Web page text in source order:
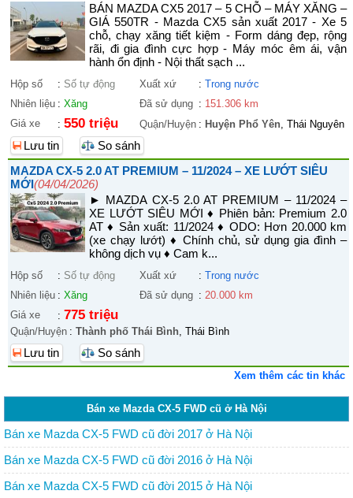
BÁN MAZDA CX5 2017 – 5 CHỖ – MÁY XĂNG –
GIÁ 550TR - Mazda CX5 sản xuất 2017 - Xe 5
chỗ, chạy xăng tiết kiệm - Form dáng đẹp, rộng
rãi, đi gia đình cực hợp - Máy móc êm ái, vận
hành ổn định - Nội thất sạch ...
Hộp số : Số tự động Xuất xứ : Trong nước
Nhiên liệu : Xăng Đã sử dụng : 151.306 km
Giá xe
: 550 triệu Quận/Huyện : Huyện Phổ Yên, Thái Nguyên
Lưu tin
So sánh
MAZDA CX-5 2.0 AT PREMIUM – 11/2024 – XE LƯỚT SIÊU
MỚI(04/04/2026)
► MAZDA CX-5 2.0 AT PREMIUM – 11/2024 –
XE LƯỚT SIÊU MỚI ♦ Phiên bản: Premium 2.0
AT ♦ Sản xuất: 11/2024 ♦ ODO: Hơn 20.000 km
(xe chạy lướt) ♦ Chính chủ, sử dụng gia đình –
không dịch vụ ♦ Cam k...
Hộp số : Số tự động Xuất xứ : Trong nước
Nhiên liệu : Xăng Đã sử dụng : 20.000 km
Giá xe
: 775 triệu
Quận/Huyện : Thành phố Thái Bình, Thái Bình
Lưu tin So sánh
Xem thêm các tin khác
Bán xe Mazda CX-5 FWD cũ ở Hà Nội
Bán xe Mazda CX-5 FWD cũ đời 2017 ở Hà Nội
Bán xe Mazda CX-5 FWD cũ đời 2016 ở Hà Nội
Bán xe Mazda CX-5 FWD cũ đời 2015 ở Hà Nội